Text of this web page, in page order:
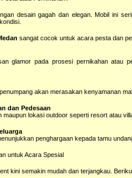
desain gagah dan elegan. Mobil ini
sangat cocok untuk acara pesta dan
glamor pada prosesi pernikahan atau
akan merasakan kenyamanan
dan Pedesaan
lokasi outdoor seperti resort atau
penghargaan kepada tamu
untuk Acara Spesial
kini semakin mudah dan terjangkau.